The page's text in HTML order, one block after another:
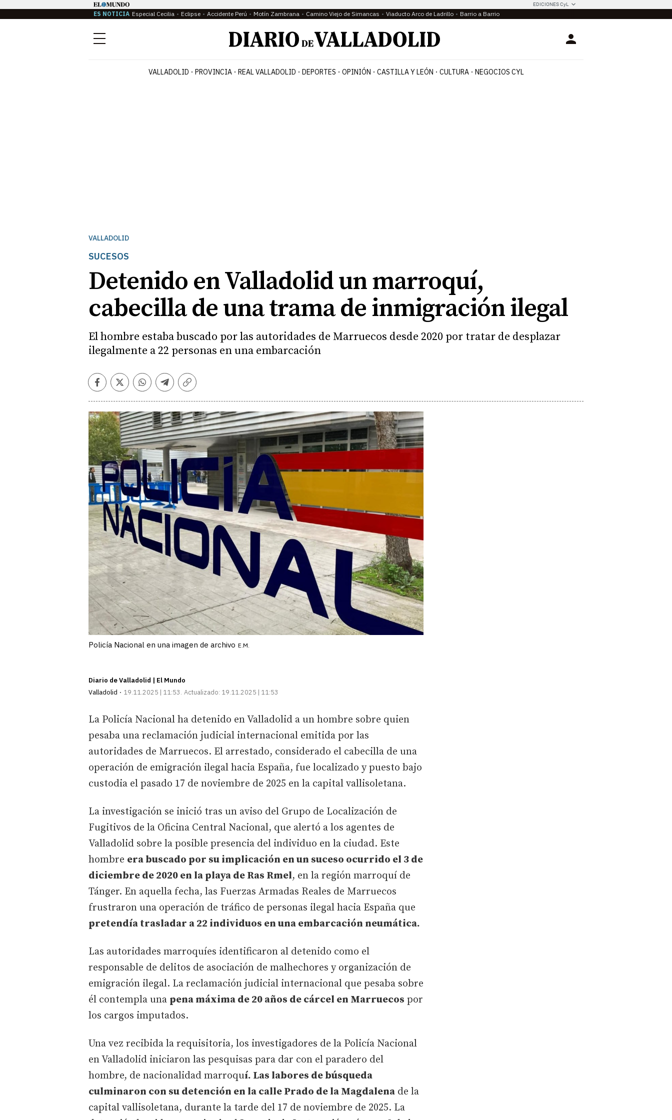
EDICIONES CyL
ES NOTICIA Especial Cecilia Eclipse Accidente Perú Motín Zambrana Camino Viejo de Simancas Viaducto Arco de Ladrillo Barrio a Barrio
Menú Login
VALLADOLID PROVINCIA REAL VALLADOLID DEPORTES OPINIÓN CASTILLA Y LEÓN CULTURA NEGOCIOS CYL
VALLADOLID
SUCESOS
Detenido en Valladolid un marroquí,
cabecilla de una trama de inmigración ilegal
El hombre estaba buscado por las autoridades de Marruecos desde 2020 por tratar de desplazar
ilegalmente a 22 personas en una embarcación
Facebook
TwitterWhatsapp
Telegram
Copiar
Policía Nacional en una imagen de archivo E.M.
Diario de Valladolid | El Mundo
Valladolid
19.11.2025 | 11:53 Actualizado: 19.11.2025 | 11:53
La Policía Nacional ha detenido en Valladolid a un hombre sobre quien
pesaba una reclamación judicial internacional emitida por las
autoridades de Marruecos. El arrestado, considerado el cabecilla de una
operación de emigración ilegal hacia España, fue localizado y puesto bajo
custodia el pasado 17 de noviembre de 2025 en la capital vallisoletana.
La investigación se inició tras un aviso del Grupo de Localización de
Fugitivos de la Oficina Central Nacional, que alertó a los agentes de
Valladolid sobre la posible presencia del individuo en la ciudad. Este
hombre era buscado por su implicación en un suceso ocurrido el 3 de
diciembre de 2020 en la playa de Ras Rmel, en la región marroquí de
Tánger. En aquella fecha, las Fuerzas Armadas Reales de Marruecos
frustraron una operación de tráfico de personas ilegal hacia España que
pretendía trasladar a 22 individuos en una embarcación neumática.
Las autoridades marroquíes identificaron al detenido como el
responsable de delitos de asociación de malhechores y organización de
emigración ilegal. La reclamación judicial internacional que pesaba sobre
él contempla una pena máxima de 20 años de cárcel en Marruecos por
los cargos imputados.
Una vez recibida la requisitoria, los investigadores de la Policía Nacional
en Valladolid iniciaron las pesquisas para dar con el paradero del
hombre, de nacionalidad marroquí. Las labores de búsqueda
culminaron con su detención en la calle Prado de la Magdalena de la
capital vallisoletana, durante la tarde del 17 de noviembre de 2025. La